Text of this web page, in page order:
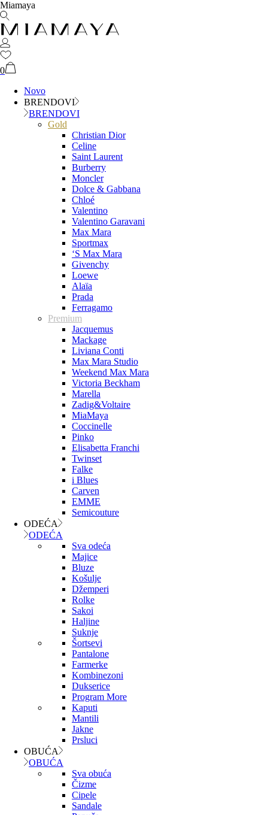
Miamaya
0
Novo
BRENDOVI
BRENDOVI
Gold
Christian Dior
Celine
Saint Laurent
Burberry
Moncler
Dolce & Gabbana
Chloé
Valentino
Valentino Garavani
Max Mara
Sportmax
‘S Max Mara
Givenchy
Loewe
Alaïa
Prada
Ferragamo
Premium
Jacquemus
Mackage
Liviana Conti
Max Mara Studio
Weekend Max Mara
Victoria Beckham
Marella
Zadig&Voltaire
MiaMaya
Coccinelle
Pinko
Elisabetta Franchi
Twinset
Falke
i Blues
Carven
EMME
Semicouture
ODEĆA
ODEĆA
Sva odeća
Majice
Bluze
Košulje
Džemperi
Rolke
Sakoi
Haljine
Suknje
Šortsevi
Pantalone
Farmerke
Kombinezoni
Dukserice
Program More
Kaputi
Mantili
Jakne
Prsluci
OBUĆA
OBUĆA
Sva obuća
Čizme
Cipele
Sandale